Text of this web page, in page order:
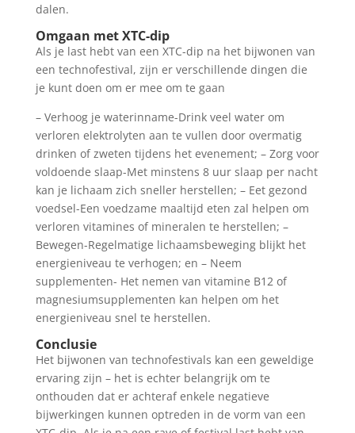
dalen.
Omgaan met XTC-dip
Als je last hebt van een XTC-dip na het bijwonen van
een technofestival, zijn er verschillende dingen die
je kunt doen om er mee om te gaan
– Verhoog je waterinname-Drink veel water om
verloren elektrolyten aan te vullen door overmatig
drinken of zweten tijdens het evenement; – Zorg voor
voldoende slaap-Met minstens 8 uur slaap per nacht
kan je lichaam zich sneller herstellen; – Eet gezond
voedsel-Een voedzame maaltijd eten zal helpen om
verloren vitamines of mineralen te herstellen; –
Bewegen-Regelmatige lichaamsbeweging blijkt het
energieniveau te verhogen; en – Neem
supplementen- Het nemen van vitamine B12 of
magnesiumsupplementen kan helpen om het
energieniveau snel te herstellen.
Conclusie
Het bijwonen van technofestivals kan een geweldige
ervaring zijn – het is echter belangrijk om te
onthouden dat er achteraf enkele negatieve
bijwerkingen kunnen optreden in de vorm van een